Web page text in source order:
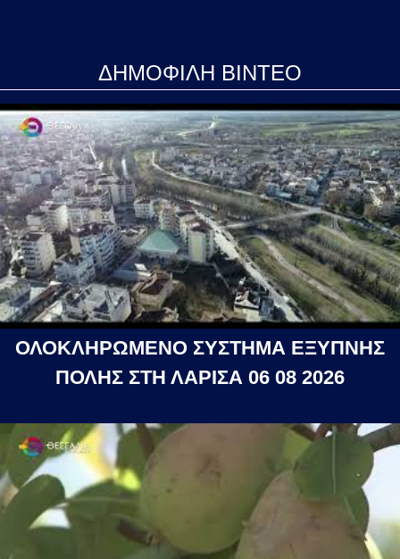
ΔΗΜΟΦΙΛΗ ΒΙΝΤΕΟ
ΟΛΟΚΛΗΡΩΜΕΝΟ ΣΥΣΤΗΜΑ ΕΞΥΠΝΗΣ
ΠΟΛΗΣ ΣΤΗ ΛΑΡΙΣΑ 06 08 2026